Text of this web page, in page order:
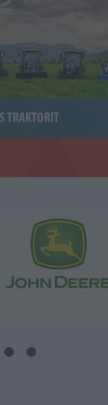
TRAKTORIT